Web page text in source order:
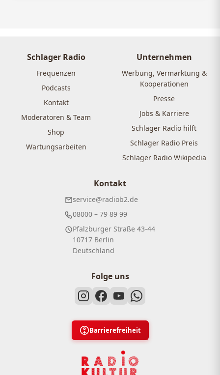
Schlager Radio
Frequenzen
Podcasts
Kontakt
Moderatoren & Team
Shop
Wartungsarbeiten
Unternehmen
Werbung, Vermarktung &
Kooperationen
Presse
Jobs & Karriere
Schlager Radio hilft
Schlager Radio Preis
Schlager Radio Wikipedia
Kontakt
service@radiob2.de
08000 – 79 89 99
Pfalzburger Straße 43-44
10717 Berlin
Deutschland
Folge uns
Barrierefreiheit